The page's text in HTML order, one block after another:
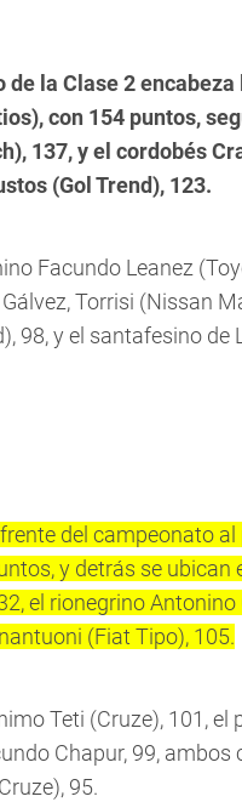
la Clase 2 encabeza
con 154 puntos,
137, y el cordobés
(Gol Trend), 123.
Facundo Leanez
Torrisi (Nissan
98, y el santafesino de
del campeonato
y detrás se ubican
el rionegrino Antonino
(Fiat Tipo), 105.
Teti (Cruze), 101, el
Chapur, 99, ambos
95.